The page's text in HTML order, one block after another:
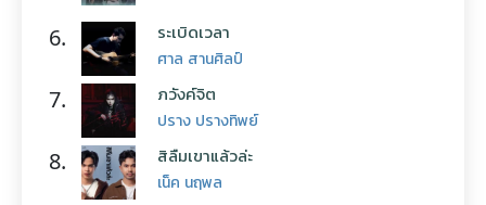
6. ระเบิดเวลา
ศาล สานศิลป์
7. ภวังค์จิต
ปราง ปรางทิพย์
8. สิลืมเขาแล้วล่ะ
เน็ค นฤพล